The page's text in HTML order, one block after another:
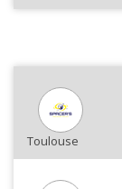
Toulouse